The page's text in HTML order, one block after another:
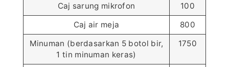
Caj sarung mikrofon
100
Caj air meja
800
Minuman (berdasarkan 5 botol bir,
1 tin minuman keras)
1750